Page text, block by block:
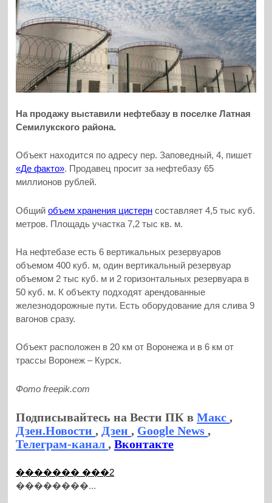
На продажу выставили нефтебазу в поселке Латная
Семилукского района.
Объект находится по адресу пер. Заповедный, 4, пишет
«Де факто». Продавец просит за нефтебазу 65
миллионов рублей.
Общийобъем хранения цистерн составляет 4,5 тыс куб.
метров. Площадь участка 7,2 тыс кв. м.
На нефтебазе есть 6 вертикальных резервуаров
объемом 400 куб. м, один вертикальный резервуар
объемом 2 тыс куб. м и 2 горизонтальных резервуара в
50 куб. м. К объекту подходят арендованные
железнодорожные пути. Есть оборудование для слива 9
вагонов сразу.
Объект расположен в 20 км от Воронежа и в 6 км от
трассы Воронеж – Курск.
Фото freepik.com
Подписывайтесь на Вести ПК вМакс,
Дзен.Новости, Дзен, Google News,
Телеграм-канал,Вконтакте
������� ���2
��������...